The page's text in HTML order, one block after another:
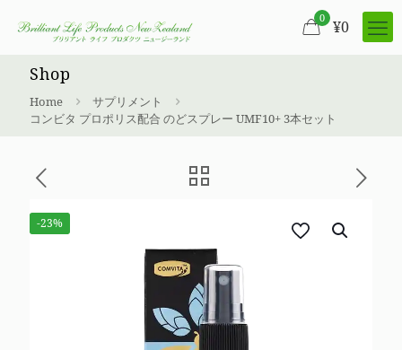
0 ¥0
Shop
Home
サプリメント
コンビタ プロポリス配合 のどスプレー UMF10+ 3本セット
-23%